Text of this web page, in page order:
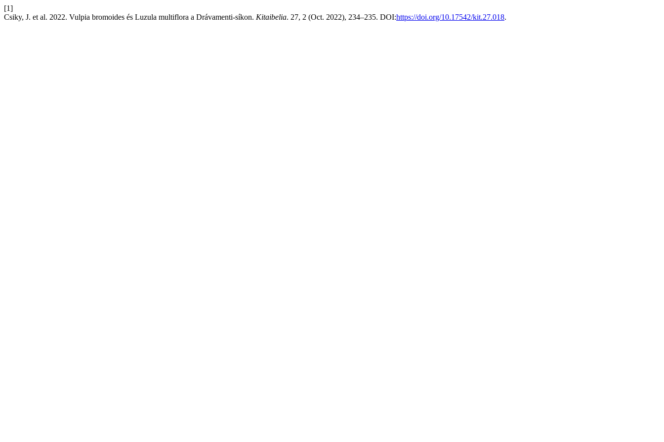
[1]
Csiky, J. et al. 2022. Vulpia bromoides és Luzula multiflora a Drávamenti-síkon. Kitaibelia. 27, 2 (Oct. 2022), 234–235. DOI:https://doi.org/10.17542/kit.27.018.